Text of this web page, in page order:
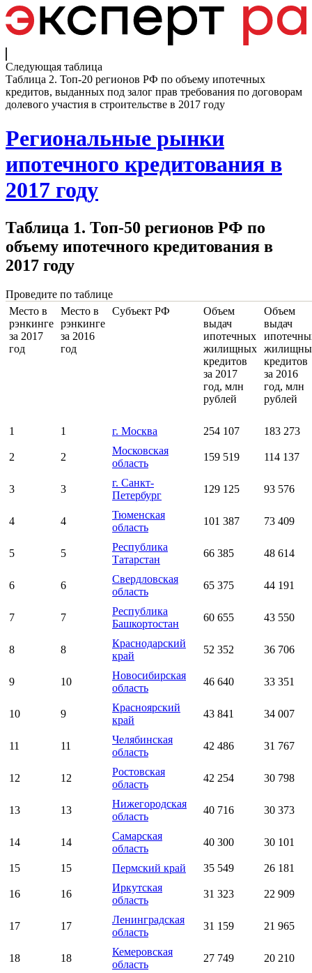
Следующая таблица
Таблица 2. Топ-20 регионов РФ по объему ипотечных
кредитов, выданных под залог прав требования по договорам
долевого участия в строительстве в 2017 году
Региональные рынки
ипотечного кредитования в
2017 году
Таблица 1. Топ-50 регионов РФ по
объему ипотечного кредитования в
2017 году
Проведите по таблице
Место в
рэнкинге
за 2017
год
Место в
рэнкинге
за 2016
год
Субъект РФ
Объем
выдач
ипотечных
жилищных
кредитов
за 2017
год, млн
рублей
Объем
выдач
кредитов
за 2016
год, млн
рублей
1 1 г. Москва 254 107 183 273
2 2
Московская
область
159 519 114 137
3 3
г. Санкт-
Петербург
129 125 93 576
4 4
Тюменская
область
101 387 73 409
5 5
Республика
Татарстан
66 385 48 614
6 6
Свердловская
область
65 375 44 191
7 7
Республика
Башкортостан
60 655 43 550
8 8
Краснодарский
край
52 352 36 706
9 10
Новосибирская
область
46 640 33 351
10 9
Красноярский
край
43 841 34 007
11 11
Челябинская
область
42 486 31 767
12 12
Ростовская
область
42 254 30 798
13 13
Нижегородская
область
40 716 30 373
14 14
Самарская
область
40 300 30 101
15 15 Пермский край 35 549 26 181
16 16
Иркутская
область
31 323 22 909
17 17
Ленинградская
область
31 159 21 965
18 18
Кемеровская
область
27 749 20 210